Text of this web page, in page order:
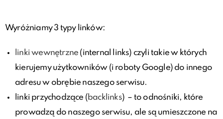
Wyróżniamy 3 typy linków:
linki wewnętrzne (internal links) czyli takie w których
kierujemy użytkowników (i roboty Google) do innego
adresu w obrębie naszego serwisu.
linki przychodzące ( backlinks) – to odnośniki, które
prowadzą do naszego serwisu, ale są umieszczone na